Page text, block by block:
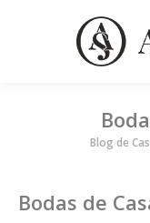
Você está
Blog de
Bodas de